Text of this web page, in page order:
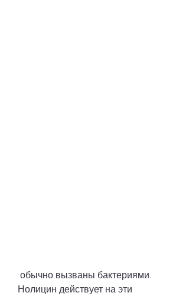
Нолицин действует на эти